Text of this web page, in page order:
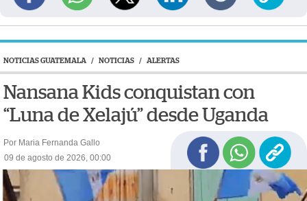
NOTICIAS GUATEMALA / NOTICIAS / ALERTAS
Nansana Kids conquistan con
“Luna de Xelajú” desde Uganda
Por Maria Fernanda Gallo
09 de agosto de 2026, 00:00